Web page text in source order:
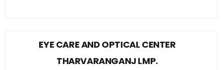
EYE CARE AND OPTICAL CENTER
THARVARANGANJ LMP.